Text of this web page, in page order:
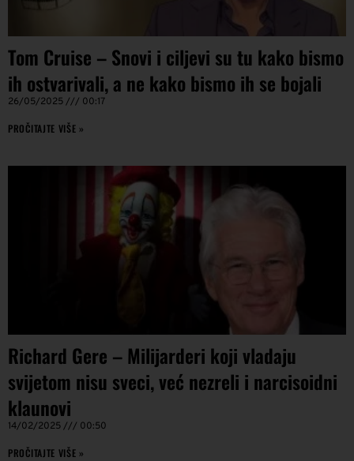
Tom Cruise – Snovi i ciljevi su tu kako bismo
ih ostvarivali, a ne kako bismo ih se bojali
26/05/2025 00:17
PROČITAJTE VIŠE »
Richard Gere – Milijarderi koji vladaju
svijetom nisu sveci, već nezreli i narcisoidni
klaunovi
14/02/2025 00:50
PROČITAJTE VIŠE »